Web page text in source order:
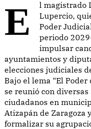
El magistrado Luis Fernando Camacho
Lupercio,
Poder
periodo
impulsar
ayuntamientos y
elecciones judiciales
Bajo el lema “El
se reunió con
ciudadanos en
Atizapán de Zaragoza
formalizar su